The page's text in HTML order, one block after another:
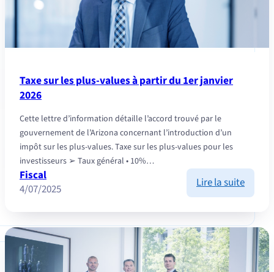
Taxe sur les plus-values à partir du 1er janvier
2026
Cette lettre d’information détaille l’accord trouvé par le
gouvernement de l’Arizona concernant l’introduction d’un
impôt sur les plus-values. Taxe sur les plus-values pour les
investisseurs ➢ Taux général • 10%…
Fiscal
4/07/2025
Lire la suite:
Taxe
sur
les
plus-
values